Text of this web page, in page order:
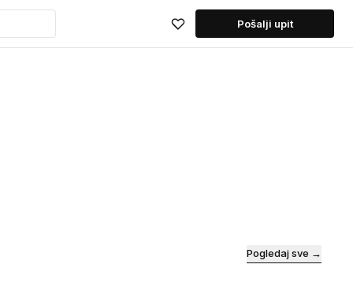
Pošalji upit
Pogledaj sve →